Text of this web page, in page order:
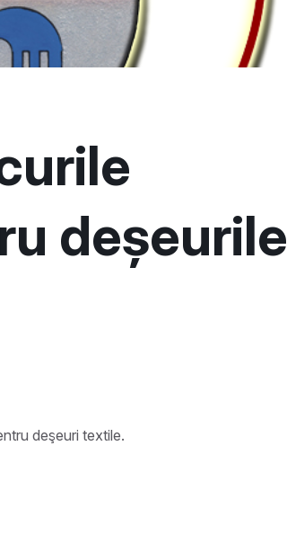
deșeurile
deşeuri textile.